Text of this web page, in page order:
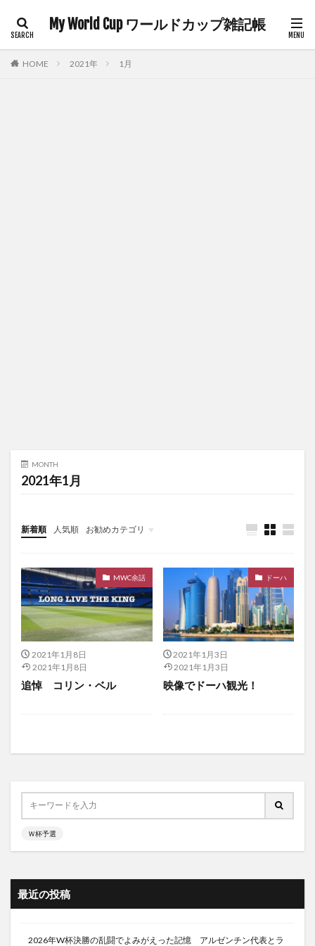
My World Cup ワールドカップ雑記帳
HOME 2021年 1月
MONTH
2021年1月
新着順 人気順 お勧めカテゴリ
未分類
MWC余話
2021年1月8日
2021年1月8日
追悼 コリン・ベル
ドーハ
2021年1月3日
2021年1月3日
映像でドーハ観光！
Ｗ杯予選
最近の投稿
2026年W杯決勝の乱闘でよみがえった記憶 アルゼンチン代表とラ